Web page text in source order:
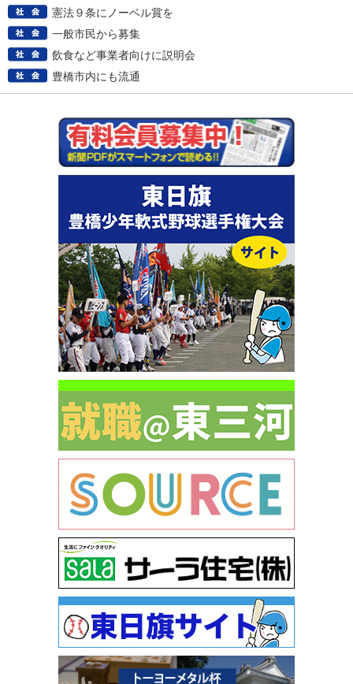
憲法９条にノーベル賞を
一般市民から募集
飲食など事業者向けに説明会
豊橋市内にも流通